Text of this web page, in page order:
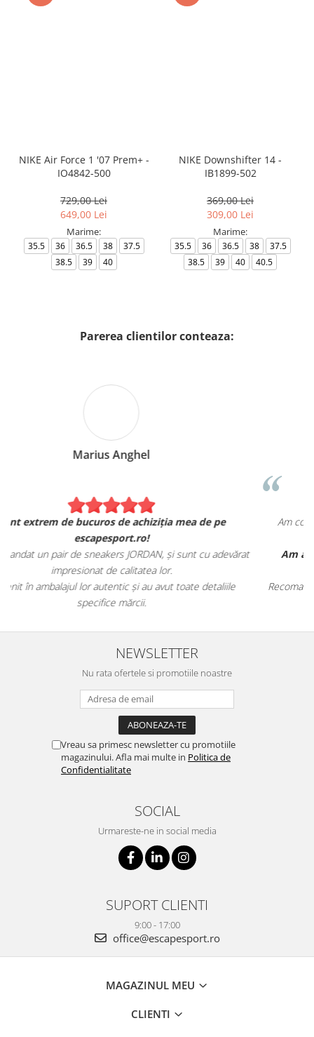
NIKE Air Force 1 '07 Prem+ -
IO4842-500
729,00 Lei
649,00 Lei
Marime:
35.5 36 36.5 38
37.5
38.5
39 40
NIKE Downshifter 14 -
IB1899-502
369,00 Lei
309,00 Lei
Marime:
35.5 36 36.5 38
37.5
38.5
39 40 40.5
Parerea clientilor conteaza:
Marius Anghel
Sunt extrem de bucuros de achiziția mea de pe
escapesport.ro!
Am comandat un pair de sneakers JORDAN, și sunt cu adevărat
impresionat de calitatea lor.
Au venit în ambalajul lor autentic și au avut toate detaliile
specifice mărcii.
NEWSLETTER
Nu rata ofertele si promotiile noastre
Vreau sa primesc newsletter cu promotiile
magazinului. Afla mai multe in Politica de
Confidentialitate
SOCIAL
Urmareste-ne in social media
SUPORT CLIENTI
9:00 - 17:00
office@escapesport.ro
MAGAZINUL MEU
CLIENTI